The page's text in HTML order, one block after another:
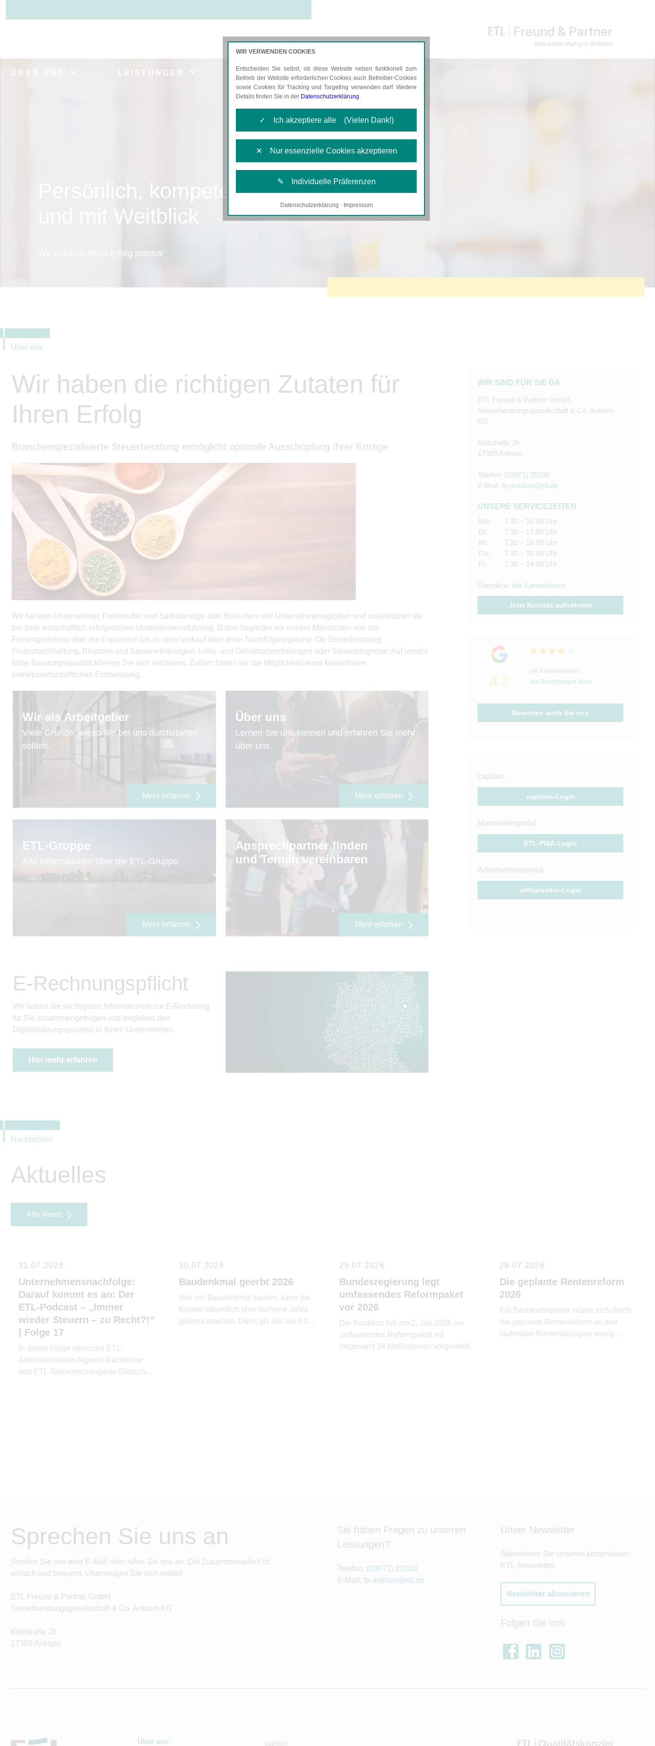
Freund & Partner
Steuerberatung in Anklam
ÜBER UNS LEISTUNGEN AKTUELLES KARRIERE
Persönlich, kompetent
und mit Weitblick
Wir machen Ihren Erfolg planbar
Über uns
Wir haben die richtigen Zutaten für
Ihren Erfolg
Branchenspezialisierte Steuerberatung ermöglicht optimale Ausschöpfung Ihrer Erträge
Wir beraten Unternehmer, Freiberufler und Selbständige aller Branchen und Unternehmensgrößen und unterstützen sie
bei ihrer wirtschaftlich erfolgreichen Unternehmensführung. Dabei begleiten wir unsere Mandanten von der
Firmengründung über die Expansion bis zu dem Verkauf oder einer Nachfolgeregelung. Ob Steuerberatung,
Finanzbuchhaltung, Bilanzen und Steuererklärungen, Lohn- und Gehaltsabrechnungen oder Steuerprognose: Auf unsere
hohe Beratungsqualität können Sie sich verlassen. Zudem bieten wir die Möglichkeit einer kostenlosen
betriebswirtschaftlichen Erstberatung.
Wir als Arbeitgeber
Viele Gründe, wieso Sie bei uns durchstarten
sollten.
Mehr erfahren
Über uns
Lernen Sie uns kennen und erfahren Sie mehr
über uns.
Mehr erfahren
ETL-Gruppe
Alle Informationen über die ETL-Gruppe.
Mehr erfahren
Ansprechpartner finden
und Termin vereinbaren
Mehr erfahren
E-Rechnungspflicht
Wir haben die wichtigsten Informationen zur E-Rechnung
für Sie zusammengetragen und begleiten den
Digitalisierungsprozess in Ihrem Unternehmen.
Hier mehr erfahren
WIR SIND FÜR SIE DA
ETL Freund & Partner GmbH
Steuerberatungsgesellschaft & Co. Anklam
KG
Keilstraße 2b
17389 Anklam
Telefon: (03971) 20160
E-Mail:fp-anklam@etl.de
UNSERE SERVICEZEITEN
Mo:
Di:
Mi:
Do:
Fr:
7.30 – 16.00 Uhr
7.30 – 17.00 Uhr
7.30 – 16.00 Uhr
7.30 – 16.00 Uhr
7.30 – 14.00 Uhr
Überblick: alle Kontaktdaten
Jetzt Kontakt aufnehmen
4.2
bei 5 Bewertungen
alle Bewertungen lesen
Bewerten auch Sie uns
capitain
capitain-Login
Mandantenportal
ETL-PISA-Login
Arbeitnehmerportal
eMitarbeiter-Login
Nachrichten
Aktuelles
Alle News
31.07.2026
Unternehmensnachfolge:
Darauf kommt es an: Der
ETL-Podcast – „Immer
wieder Steuern – zu Recht?!“
| Folge 17
In dieser Folge sprechen ETL-
Arbeitsrechtlerin Aigerim Rachimow
und ETL-Steuerrechtexperte Dietrich
30.07.2026
Baudenkmal geerbt 2026
Wer ein Baudenkmal saniert, kann die
Kosten steuerlich über mehrere Jahre
geltend machen. Doch gilt das auch für
29.07.2026
Bundesregierung legt
umfassendes Reformpaket
vor 2026
Die Koalition hat am 2. Juli 2026 ein
umfassendes Reformpaket mit
insgesamt 34 Maßnahmen vorgestellt.
28.07.2026
Die geplante Rentenreform
2026
Für Bestandsrentner würde sich durch
die geplante Rentenreform an den
laufenden Rentenbezügen wenig
Sprechen Sie uns an
Senden Sie uns eine E-Mail oder rufen Sie uns an. Die Zusammenarbeit ist
einfach und bequem. Überzeugen Sie sich selbst!
ETL Freund & Partner GmbH
Steuerberatungsgesellschaft & Co. Anklam KG
Keilstraße 2b
17389 Anklam
Sie haben Fragen zu unseren
Leistungen?
Telefon: (03971) 20160
E-Mail: fp-anklam@etl.de
Unser Newsletter
Abonnieren Sie unseren kostenlosen
ETL-Newsletter.
Newsletter abonnieren
Folgen Sie uns
Über uns capitain
WIR VERWENDEN COOKIES
Entscheiden Sie selbst, ob diese Website neben funktionell zum
Betrieb der Website erforderlichen Cookies auch Betreiber-Cookies
sowie Cookies für Tracking und Targeting verwenden darf. Weitere
Details finden Sie in der Datenschutzerklärung.
✓ Ich akzeptiere alle (Vielen Dank!)
✕ Nur essenzielle Cookies akzeptieren
✎ Individuelle Präferenzen
Notwendige Cookies
Datenschutzerklärung · Impressum